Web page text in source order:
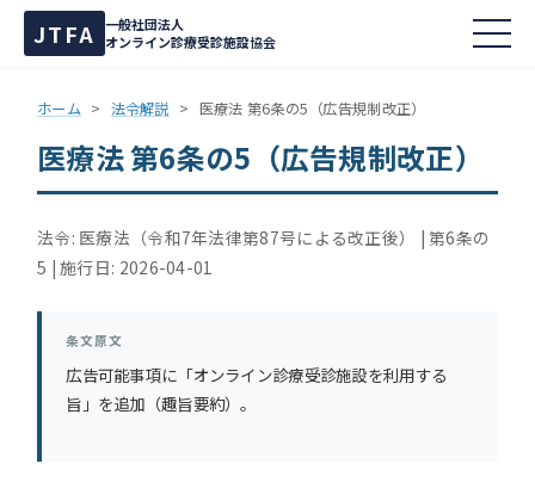
JTFA
一般社団法人
オンライン診療受診施設協会
ホーム > 法令解説 > 医療法 第6条の5（広告規制改正）
医療法 第6条の5（広告規制改正）
法令: 医療法（令和7年法律第87号による改正後）
第6条の
5
施行日: 2026-04-01
条文原文
広告可能事項に「オンライン診療受診施設を利用する
旨」を追加（趣旨要約）。